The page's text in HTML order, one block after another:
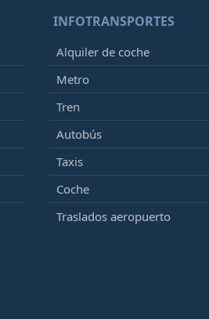
INFOTRANSPORTES
Alquiler de coche
Metro
Tren
Autobús
Taxis
Coche
Traslados aeropuerto